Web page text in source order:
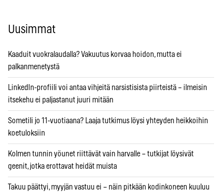
Uusimmat
Kaaduit vuokralaudalla? Vakuutus korvaa hoidon, mutta ei
palkanmenetystä
LinkedIn-profiili voi antaa vihjeitä narsistisista piirteistä – ilmeisin
itsekehu ei paljastanut juuri mitään
Sometili jo 11-vuotiaana? Laaja tutkimus löysi yhteyden heikkoihin
koetuloksiin
Kolmen tunnin yöunet riittävät vain harvalle – tutkijat löysivät
geenit, jotka erottavat heidät muista
Takuu päättyi, myyjän vastuu ei – näin pitkään kodinkoneen kuuluu